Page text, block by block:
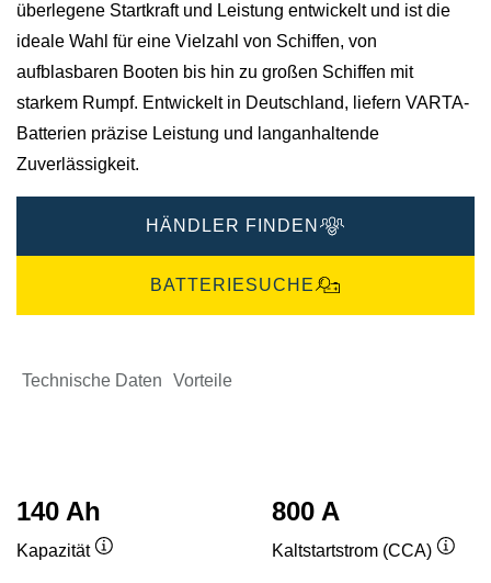
überlegene Startkraft und Leistung entwickelt und ist die
ideale Wahl für eine Vielzahl von Schiffen, von
aufblasbaren Booten bis hin zu großen Schiffen mit
starkem Rumpf. Entwickelt in Deutschland, liefern VARTA-
Batterien präzise Leistung und langanhaltende
Zuverlässigkeit.​
HÄNDLER FINDEN
BATTERIESUCHE
Technische Daten Vorteile
140 Ah
Kapazität
800 A
Kaltstartstrom (CCA)